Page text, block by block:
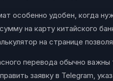
особенно удобен, когда
на карту китайского
на странице
перевода обычно
заявку в Telegram,